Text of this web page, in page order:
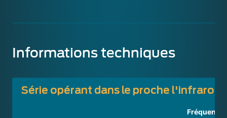
Informations techniques
Série opérant dans le proche
Fréquence